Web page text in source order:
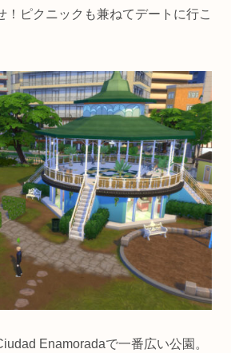
！ピクニックも兼ねてデートに行こ
Enamoradaで一番広い公園。